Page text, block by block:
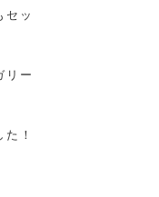
セッ
リー
！